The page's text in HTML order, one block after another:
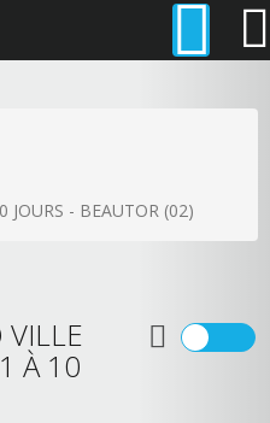
JOURS - BEAUTOR (02)
VILLE
1 À 10